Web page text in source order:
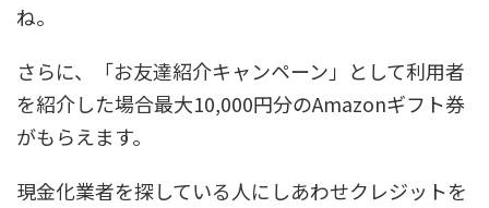
ね。
さらに、「お友達紹介キャンペーン」として利用者
を紹介した場合最大10,000円分のAmazonギフト券
がもらえます。
現金化業者を探している人にしあわせクレジットを